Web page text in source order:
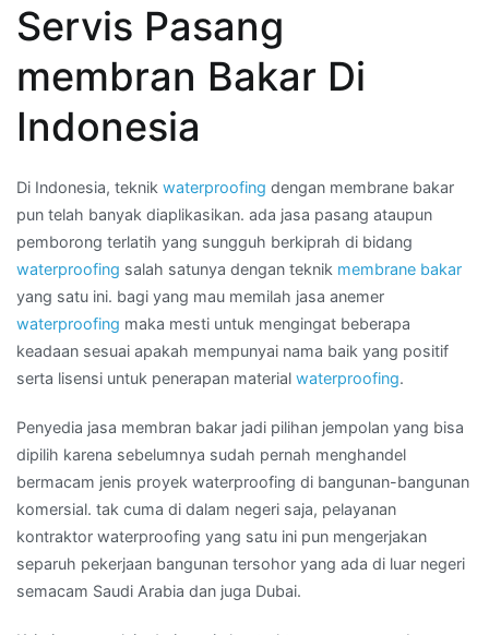
jual
di
PADANG
Servis Pasang
membran Bakar Di
Indonesia
Di Indonesia, teknik waterproofing dengan membrane bakar
pun telah banyak diaplikasikan. ada jasa pasang ataupun
pemborong terlatih yang sungguh berkiprah di bidang
waterproofing salah satunya dengan teknik membrane bakar
yang satu ini. bagi yang mau memilah jasa anemer
waterproofing maka mesti untuk mengingat beberapa
keadaan sesuai apakah mempunyai nama baik yang positif
serta lisensi untuk penerapan material waterproofing.
Penyedia jasa membran bakar jadi pilihan jempolan yang bisa
dipilih karena sebelumnya sudah pernah menghandel
bermacam jenis proyek waterproofing di bangunan-bangunan
komersial. tak cuma di dalam negeri saja, pelayanan
kontraktor waterproofing yang satu ini pun mengerjakan
separuh pekerjaan bangunan tersohor yang ada di luar negeri
semacam Saudi Arabia dan juga Dubai.